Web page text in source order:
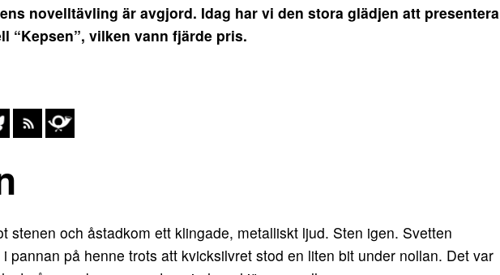
novelltävling är avgjord. Idag har vi den stora glädjen att presentera
“Kepsen”, vilken vann fjärde pris.
stenen och åstadkom ett klingade, metalliskt ljud. Sten igen. Svetten
pannan på henne trots att kvicksilvret stod en liten bit under nollan. Det var